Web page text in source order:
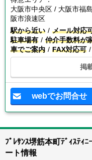
大阪市中央区 / 大阪市福
阪市浪速区
駅から近い
メール対応
駐車場有
仲介手数料が
車でご案内
FAX対応可
掲
webでお問合せ
ﾌﾟﾚｻﾝｽ堺筋本町ﾃﾞｨｽﾃｨ
ート情報